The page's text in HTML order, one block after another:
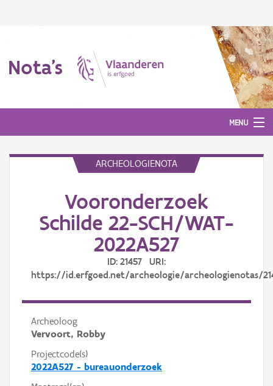
Nota's
MENU
ARCHEOLOGIENOTA
Vooronderzoek
Schilde 22-SCH/WAT-
2022A527
ID: 21457 URI:
https://id.erfgoed.net/archeologie/archeologienotas/
Archeoloog
Vervoort, Robby
Projectcode(s)
2022A527 - bureauonderzoek